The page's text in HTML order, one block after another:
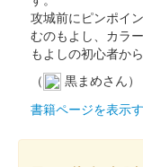
前橋城 御
前橋城 御城
攻城前にピンポイ
むのもよし、カラ
もよしの初心者か
（
黒まめさん）
書籍ページを表示